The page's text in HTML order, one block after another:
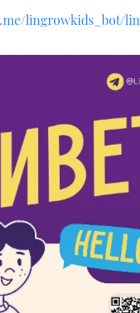
lingrowkids_bot/